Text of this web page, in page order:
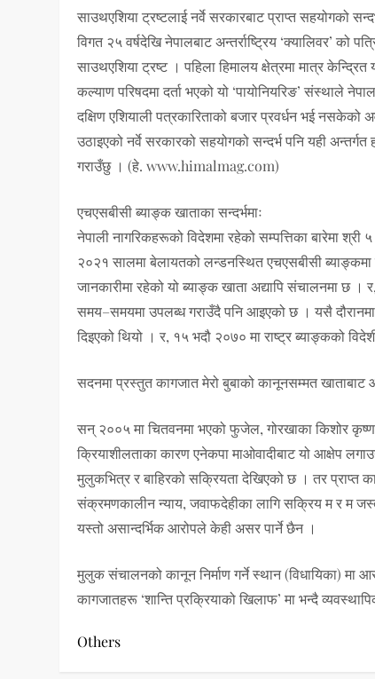
साउथएशिया ट्रष्टलाई नर्वे सरकारबाट प्राप्त सहयोगको
विगत २५ वर्षदेखि नेपालबाट अन्तर्राष्ट्रिय ‘क्यालिवर’
साउथएशिया ट्रष्ट । पहिला हिमालय क्षेत्रमा मात्र
कल्याण परिषदमा दर्ता भएको यो ‘पायोनियरिङ’ संस्थाले
दक्षिण एशियाली पत्रकारिताको बजार प्रवर्धन भई
उठाइएको नर्वे सरकारको सहयोगको सन्दर्भ पनि यही
गराउँछु । (हे. www.himalmag.com)
एचएसबीसी ब्याङ्क खाताका सन्दर्भमाः
नेपाली नागरिकहरूको विदेशमा रहेको सम्पत्तिका बारेमा
२०२१ सालमा बेलायतको लन्डनस्थित एचएसबीसी ब्याङ्कमा
जानकारीमा रहेको यो ब्याङ्क खाता अद्यापि संचालनमा छ
समय–समयमा उपलब्ध गराउँदै पनि आइएको छ । यसै
दिइएको थियो । र, १५ भदौ २०७० मा राष्ट्र ब्याङ्कको
सदनमा प्रस्तुत कागजात मेरो बुबाको कानूनसम्मत खाताबाट
सन् २००५ मा चितवनमा भएको फुजेल, गोरखाका किशोर
क्रियाशीलताका कारण एनेकपा माओवादीबाट यो आक्षेप
मुलुकभित्र र बाहिरको सक्रियता देखिएको छ । तर प्राप्त
संक्रमणकालीन न्याय, जवाफदेहीका लागि सक्रिय म र म
यस्तो असान्दर्भिक आरोपले केही असर पार्ने छैन ।
मुलुक संचालनको कानून निर्माण गर्ने स्थान (विधायिका) मा
कागजातहरू ‘शान्ति प्रक्रियाको खिलाफ’ मा भन्दै
Others